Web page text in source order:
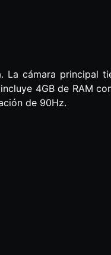
cámara principal
4GB de RAM
de 90Hz.